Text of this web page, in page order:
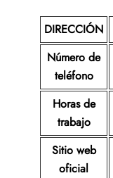
DIRECCIÓN
Número de
teléfono
Horas de
trabajo
Sitio web
oficial